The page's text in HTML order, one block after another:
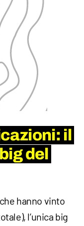
il
del
hanno vinto
l’unica big